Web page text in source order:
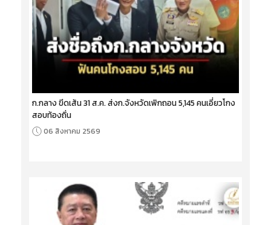
ก.กลาง ขีดเส้น 31 ส.ค. ส่งก.จังหวัดเพิกถอน 5,145 คนเอี่ยวโกง
สอบท้องถิ่น
06 สิงหาคม 2569